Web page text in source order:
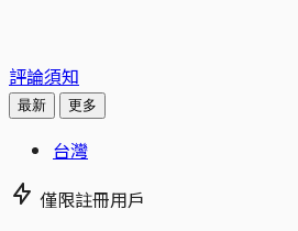
評論須知
最新 更多
台灣
僅限註冊用戶